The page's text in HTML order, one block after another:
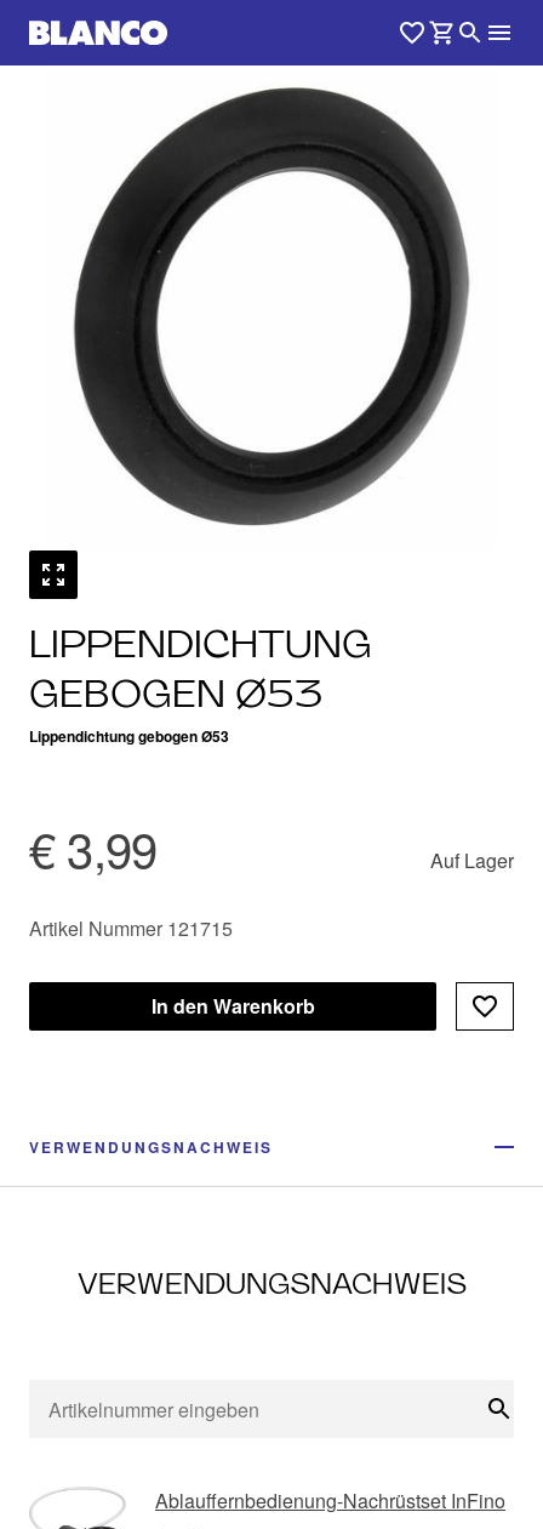
LIPPENDICHTUNG
GEBOGEN Ø53
Lippendichtung gebogen Ø53
€ 3,99 Auf Lager
Artikel Nummer 121715
In den Warenkorb
VERWENDUNGSNACHWEIS
VERWENDUNGSNACHWEIS
Ablauffernbedienung-Nachrüstset InFino